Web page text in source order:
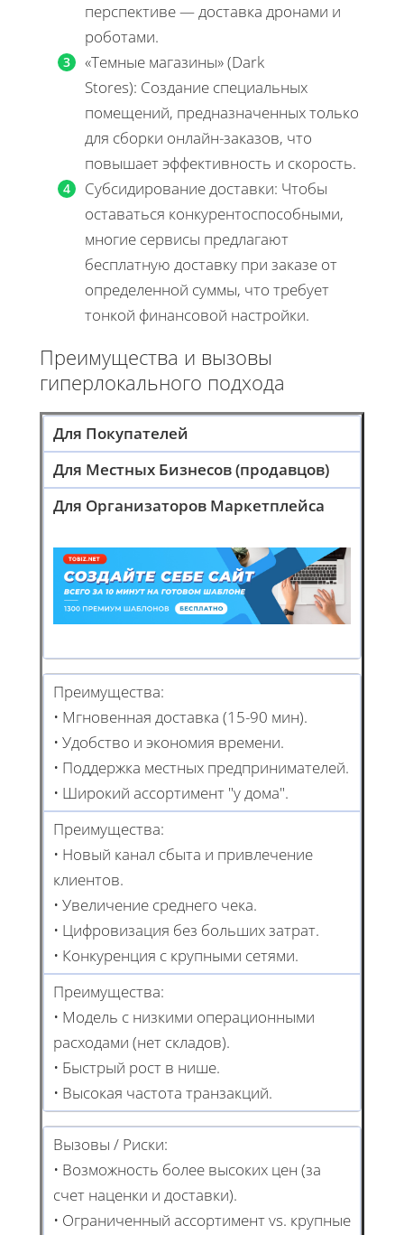
перспективе — доставка дронами и
роботами.
«Темные магазины» (Dark
Stores): Создание специальных
помещений, предназначенных только
для сборки онлайн-заказов, что
повышает эффективность и скорость.
Субсидирование доставки: Чтобы
оставаться конкурентоспособными,
многие сервисы предлагают
бесплатную доставку при заказе от
определенной суммы, что требует
тонкой финансовой настройки.
Преимущества и вызовы
гиперлокального подхода
Для Покупателей
Для Местных Бизнесов (продавцов)
Для Организаторов Маркетплейса
Преимущества:
• Мгновенная доставка (15-90 мин).
• Удобство и экономия времени.
• Поддержка местных предпринимателей.
• Широкий ассортимент "у дома".
Преимущества:
• Новый канал сбыта и привлечение
клиентов.
• Увеличение среднего чека.
• Цифровизация без больших затрат.
• Конкуренция с крупными сетями.
Преимущества:
• Модель с низкими операционными
расходами (нет складов).
• Быстрый рост в нише.
• Высокая частота транзакций.
Вызовы / Риски:
• Возможность более высоких цен (за
счет наценки и доставки).
• Ограниченный ассортимент vs. крупные